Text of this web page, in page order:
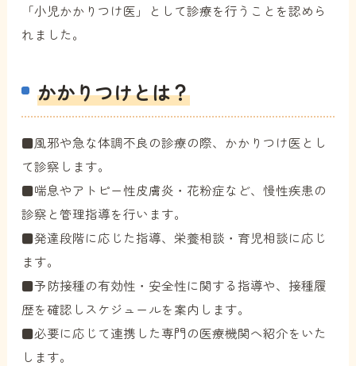
「小児かかりつけ医」として診療を行うことを認めら
れました。
かかりつけとは？
■風邪や急な体調不良の診療の際、かかりつけ医とし
て診察します。
■喘息やアトピー性皮膚炎・花粉症など、慢性疾患の
診察と管理指導を行います。
■発達段階に応じた指導、栄養相談・育児相談に応じ
ます。
■予防接種の有効性・安全性に関する指導や、接種履
歴を確認しスケジュールを案内します。
■必要に応じて連携した専門の医療機関へ紹介をいた
します。